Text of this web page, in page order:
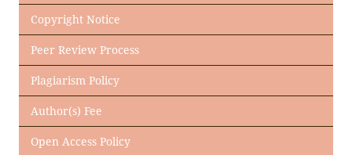
Copyright Notice
Peer Review Process
Plagiarism Policy
Author(s) Fee
Open Access Policy